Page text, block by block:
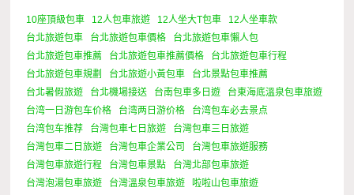
10座頂級包車 12人包車旅遊 12人坐大T包車
12人坐車款
台北旅遊包車
台北旅遊包車價格
台北旅遊包車懶人包
台北旅遊包車推薦
台北旅遊包車推薦價格
台北旅遊包車行程
台北旅遊包車規劃
台北旅遊小黃包車
台北景點包車推薦
台北暑假旅遊
台北機場接送 台南包車多日遊
台東海底溫泉包車旅遊
台湾一日游包车价格
台湾两日游价格
台湾包车必去景点
台湾包车推荐
台灣包車七日旅遊
台灣包車三日旅遊
台灣包車二日旅遊
台灣包車企業公司
台灣包車旅遊服務
台灣包車旅遊行程
台灣包車景點
台灣北部包車旅遊
台灣泡湯包車旅遊
台灣溫泉包車旅遊
啦啦山包車旅遊